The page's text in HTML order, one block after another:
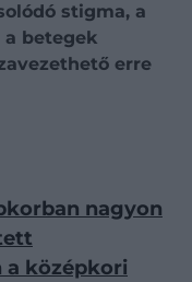
stigma, a
a betegek
erre
nagyon
a középkori